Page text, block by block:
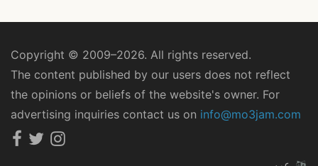
Copyright © 2009–2026. All rights reserved.
The content published by our users does not reflect
the opinions or beliefs of the website's owner. For
advertising inquiries contact us on info@mo3jam.com